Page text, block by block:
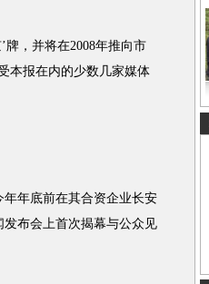
，并将在2008年推向市
本报在内的少数几家媒体
年底前在其合资企业长安
布会上首次揭幕与公众见